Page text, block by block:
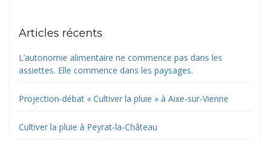
Articles récents
L’autonomie alimentaire ne commence pas dans les
assiettes. Elle commence dans les paysages.
Projection-débat « Cultiver la pluie » à Aixe-sur-Vienne
Cultiver la pluie à Peyrat-la-Château